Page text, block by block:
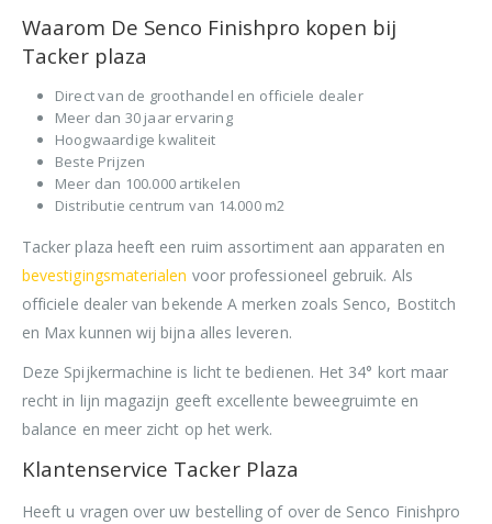
Waarom De Senco Finishpro kopen bij
Tacker plaza
Direct van de groothandel en officiele dealer
Meer dan 30 jaar ervaring
Hoogwaardige kwaliteit
Beste Prijzen
Meer dan 100.000 artikelen
Distributie centrum van 14.000 m2
Tacker plaza heeft een ruim assortiment aan apparaten en
bevestigingsmaterialen voor professioneel gebruik. Als
officiele dealer van bekende A merken zoals Senco, Bostitch
en Max kunnen wij bijna alles leveren.
Deze Spijkermachine is licht te bedienen. Het 34° kort maar
recht in lijn magazijn geeft excellente beweegruimte en
balance en meer zicht op het werk.
Klantenservice Tacker Plaza
Heeft u vragen over uw bestelling of over de Senco Finishpro